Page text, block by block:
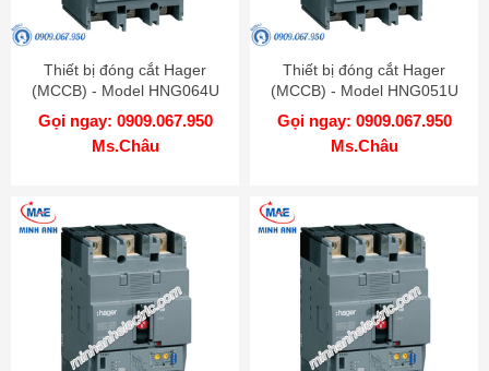
Thiết bị đóng cắt Hager
(MCCB) - Model HNG064U
Gọi ngay: 0909.067.950
Ms.Châu
Thiết bị đóng cắt Hager
(MCCB) - Model HNG051U
Gọi ngay: 0909.067.950
Ms.Châu